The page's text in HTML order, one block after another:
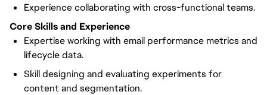
Experience collaborating with cross-functional teams.
Core Skills and Experience
Expertise working with email performance metrics and
lifecycle data.
Skill designing and evaluating experiments for
content and segmentation.